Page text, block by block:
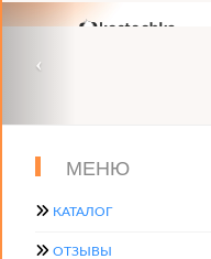
МЕНЮ
КАТАЛОГ
ОТЗЫВЫ